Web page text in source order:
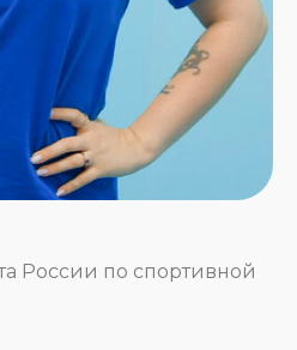
России по спортивной